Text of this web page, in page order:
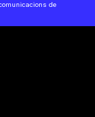
de